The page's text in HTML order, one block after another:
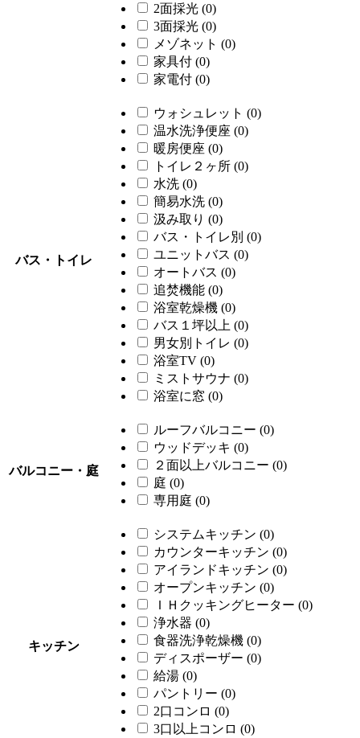
2面採光 (0)
3面採光 (0)
メゾネット (0)
家具付 (0)
家電付 (0)
バス・トイレ
ウォシュレット (0)
温水洗浄便座 (0)
暖房便座 (0)
トイレ２ヶ所 (0)
水洗 (0)
簡易水洗 (0)
汲み取り (0)
バス・トイレ別 (0)
ユニットバス (0)
オートバス (0)
追焚機能 (0)
浴室乾燥機 (0)
バス１坪以上 (0)
男女別トイレ (0)
浴室TV (0)
ミストサウナ (0)
浴室に窓 (0)
バルコニー・庭
ルーフバルコニー (0)
ウッドデッキ (0)
２面以上バルコニー (0)
庭 (0)
専用庭 (0)
キッチン
システムキッチン (0)
カウンターキッチン (0)
アイランドキッチン (0)
オープンキッチン (0)
ＩＨクッキングヒーター (0)
浄水器 (0)
食器洗浄乾燥機 (0)
ディスポーザー (0)
給湯 (0)
パントリー (0)
2口コンロ (0)
3口以上コンロ (0)